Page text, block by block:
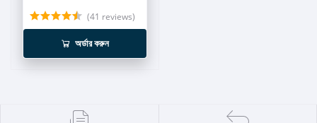
(41 reviews)
অর্ডার করুন